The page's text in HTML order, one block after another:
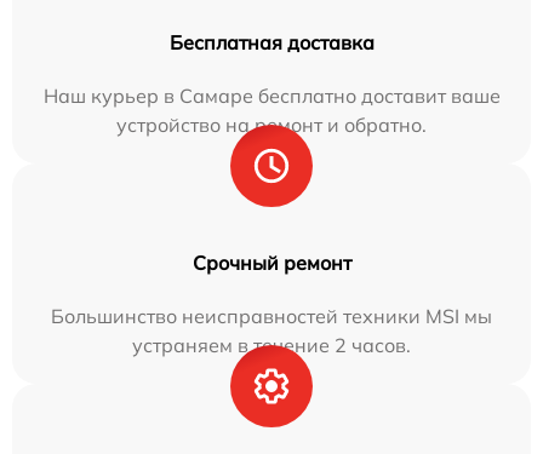
Бесплатная доставка
Наш курьер в Самаре бесплатно доставит ваше
устройство на ремонт и обратно.
Срочный ремонт
Большинство неисправностей техники MSI мы
устраняем в течение 2 часов.